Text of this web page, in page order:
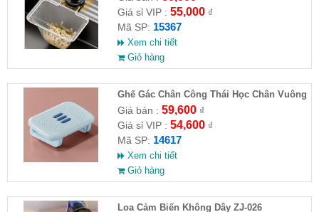
Giá sỉ VIP : 55,000₫
Mã SP: 15367
Xem chi tiết
Giỏ hàng
Ghế Gác Chân Công Thái Học Chân Vuông
Giá bán : 59,600₫
Giá sỉ VIP : 54,600₫
Mã SP: 14617
Xem chi tiết
Giỏ hàng
Loa Cảm Biến Không Dây ZJ-026